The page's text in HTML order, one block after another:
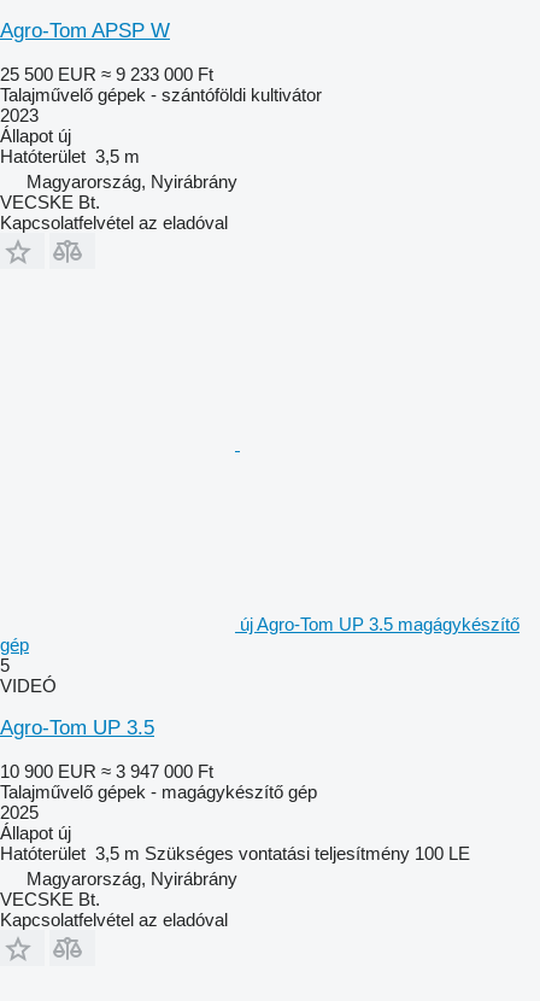
Agro-Tom APSP W
25 500 EUR ≈ 9 233 000 Ft
Talajművelő gépek - szántóföldi kultivátor
2023
Állapot új
Hatóterület 3,5 m
Magyarország, Nyirábrány
VECSKE Bt.
Kapcsolatfelvétel az eladóval
új Agro-Tom UP 3.5 magágykészítő
gép
5
VIDEÓ
Agro-Tom UP 3.5
10 900 EUR ≈ 3 947 000 Ft
Talajművelő gépek - magágykészítő gép
2025
Állapot új
Hatóterület 3,5 m Szükséges vontatási teljesítmény 100 LE
Magyarország, Nyirábrány
VECSKE Bt.
Kapcsolatfelvétel az eladóval